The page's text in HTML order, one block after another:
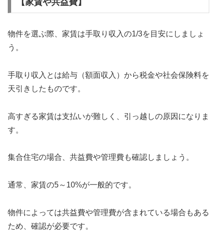
【家賃や共益費】
物件を選ぶ際、家賃は手取り収入の1/3を目安にしましょ
う。
手取り収入とは給与（額面収入）から税金や社会保険料を
天引きしたものです。
高すぎる家賃は支払いが難しく、引っ越しの原因になりま
す。
集合住宅の場合、共益費や管理費も確認しましょう。
通常、家賃の5～10%が一般的です。
物件によっては共益費や管理費が含まれている場合もある
ため、確認が必要です。